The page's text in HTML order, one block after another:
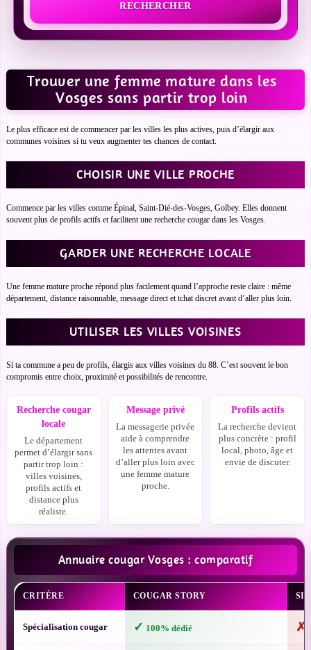
RECHERCHER
Trouver une femme mature dans les
Vosges sans partir trop loin
Le plus efficace est de commencer par les villes les plus actives, puis d’élargir aux
communes voisines si tu veux augmenter tes chances de contact.
CHOISIR UNE VILLE PROCHE
Commence par les villes comme Épinal, Saint-Dié-des-Vosges, Golbey. Elles donnent
souvent plus de profils actifs et facilitent une recherche cougar dans les Vosges.
GARDER UNE RECHERCHE LOCALE
Une femme mature proche répond plus facilement quand l’approche reste claire : même
département, distance raisonnable, message direct et tchat discret avant d’aller plus loin.
UTILISER LES VILLES VOISINES
Si ta commune a peu de profils, élargis aux villes voisines du 88. C’est souvent le bon
compromis entre choix, proximité et possibilités de rencontre.
Recherche cougar
locale
Le département
permet d’élargir sans
partir trop loin :
villes voisines,
profils actifs et
distance plus
réaliste.
Message privé
La messagerie privée
aide à comprendre
les attentes avant
d’aller plus loin avec
une femme mature
proche.
Profils actifs
La recherche devient
plus concrète : profil
local, photo, âge et
envie de discuter.
Annuaire cougar Vosges : comparatif
CRITÈRE COUGAR STORY
Spécialisation cougar ✓ 100% dédié ✗